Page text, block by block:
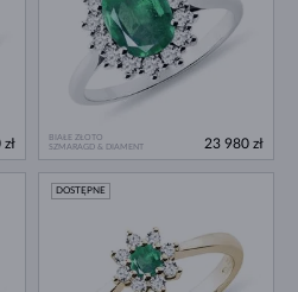
BIAŁE ZŁOTO
SZMARAGD & DIAMENT
23 980 zł
DOSTĘPNE